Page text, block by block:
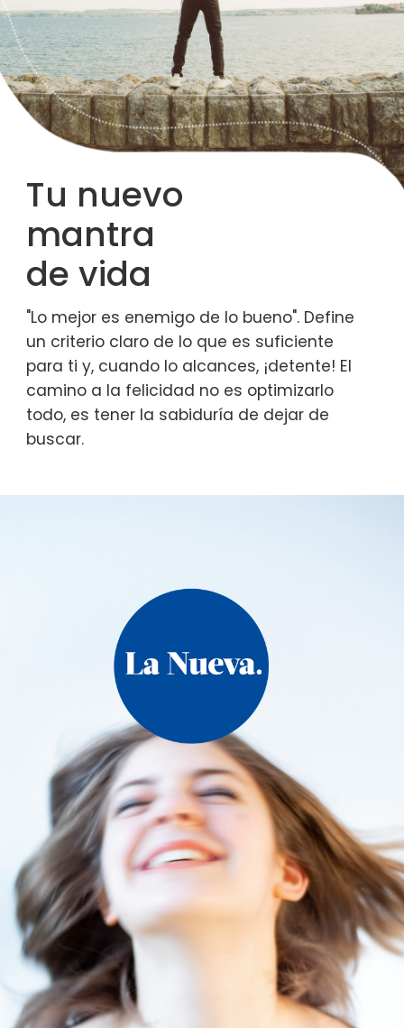
Tu nuevo
mantra
de vida
"Lo mejor es enemigo de lo bueno". Define
un criterio claro de lo que es suficiente
para ti y, cuando lo alcances, ¡detente! El
camino a la felicidad no es optimizarlo
todo, es tener la sabiduría de dejar de
buscar.